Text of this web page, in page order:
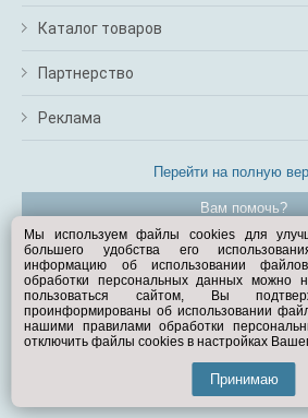
Каталог товаров
Партнерство
Реклама
Перейти на полную
Вам помочь?
© Exist.ru
Мы используем файлы cookies для
большего удобства его
информацию об использовании
обработки персональных данных можно
пользоваться сайтом, Вы
проинформированы об использовании
нашими правилами обработки
отключить файлы cookies в настройках
Принимаю